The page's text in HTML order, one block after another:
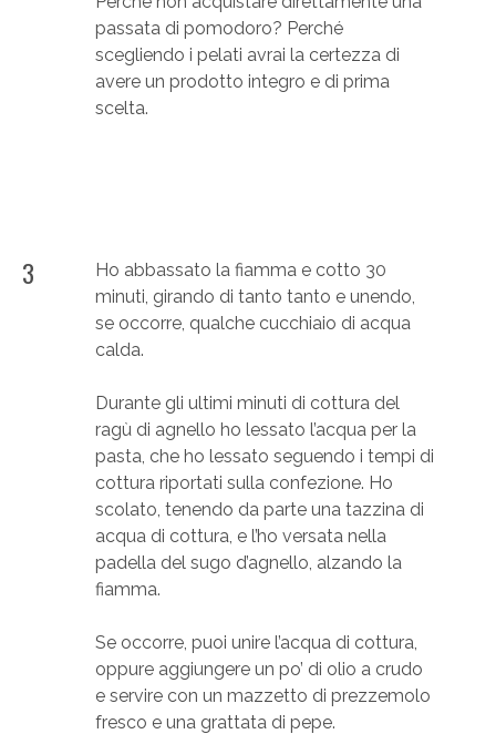
passata di pomodoro? Perché
scegliendo i pelati avrai la certezza di
avere un prodotto integro e di prima
scelta.
3
Ho abbassato la fiamma e cotto 30
minuti, girando di tanto tanto e unendo,
se occorre, qualche cucchiaio di acqua
calda.
Durante gli ultimi minuti di cottura del
ragù di agnello ho lessato l’acqua per la
pasta, che ho lessato seguendo i tempi di
cottura riportati sulla confezione. Ho
scolato, tenendo da parte una tazzina di
acqua di cottura, e l’ho versata nella
padella del sugo d’agnello, alzando la
fiamma.
Se occorre, puoi unire l’acqua di cottura,
oppure aggiungere un po’ di olio a crudo
e servire con un mazzetto di prezzemolo
fresco e una grattata di pepe.